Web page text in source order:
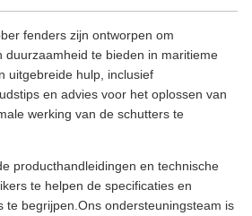
fenders zijn ontworpen om
duurzaamheid te bieden in maritieme
uitgebreide hulp, inclusief
en advies voor het oplossen van
werking van de schutters te
producthandleidingen en technische
te helpen de specificaties en
te begrijpen.Ons ondersteuningsteam is